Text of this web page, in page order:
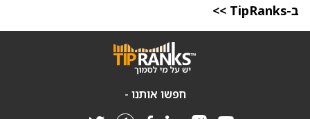
ב-TipRanks >>
חפשו אותנו -